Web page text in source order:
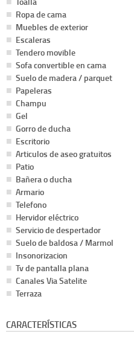
Ropa de cama
Muebles de exterior
Escaleras
Tendero movible
Sofa convertible en cama
Suelo de madera / parquet
Papeleras
Champu
Gel
Gorro de ducha
Escritorio
Articulos de aseo gratuitos
Patio
Bañera o ducha
Armario
Telefono
Hervidor eléctrico
Servicio de despertador
Suelo de baldosa / Marmol
Insonorizacion
Tv de pantalla plana
Canales Via Satelite
Terraza
CARACTERÍSTICAS